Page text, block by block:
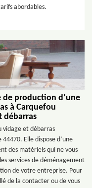
abordables.
de production d’une
à Carquefou
débarras
vidage et débarras
Elle dispose d’une
des matériels qui ne vous
services de déménagement
de votre entreprise. Pour
de la contacter ou de vous